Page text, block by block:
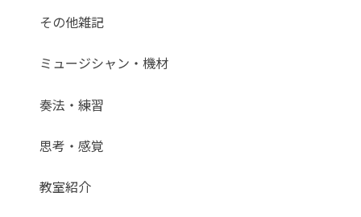
その他雑記
ミュージシャン・機材
奏法・練習
思考・感覚
教室紹介